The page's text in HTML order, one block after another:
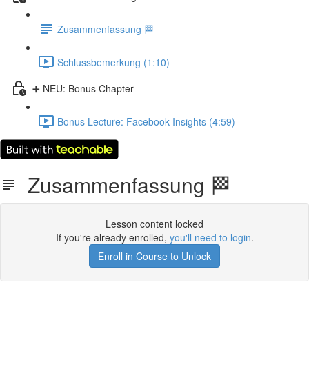
Zusammenfassung 🏁
Schlussbemerkung (1:10)
➕ NEU: Bonus Chapter
Bonus Lecture: Facebook Insights (4:59)
Zusammenfassung 🏁
Lesson content locked
If you're already enrolled, you'll need to login.
Enroll in Course to Unlock